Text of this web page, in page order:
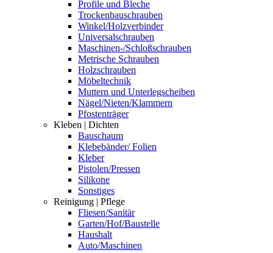
Profile und Bleche
Trockenbauschrauben
Winkel/Holzverbinder
Universalschrauben
Maschinen-/Schloßschrauben
Metrische Schrauben
Holzschrauben
Möbeltechnik
Muttern und Unterlegscheiben
Nägel/Nieten/Klammern
Pfostenträger
Kleben | Dichten
Bauschaum
Klebebänder/ Folien
Kleber
Pistolen/Pressen
Silikone
Sonstiges
Reinigung | Pflege
Fliesen/Sanitär
Garten/Hof/Baustelle
Haushalt
Auto/Maschinen